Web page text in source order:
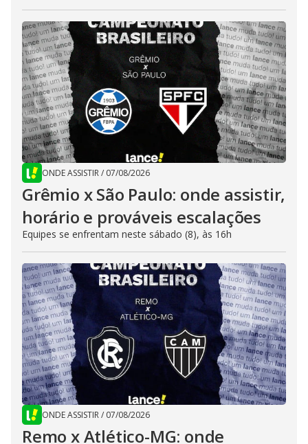
ONDE ASSISTIR/ 07/08/2026
Grêmio x São Paulo: onde assistir,
horário e prováveis escalações
Equipes se enfrentam neste sábado (8), às 16h
ONDE ASSISTIR/ 07/08/2026
Remo x Atlético-MG: onde